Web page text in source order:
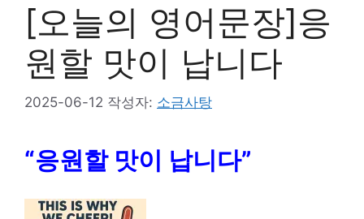
[오늘의 영어문장]응
원할 맛이 납니다
2025-06-12 작성자: 소금사탕
“응원할 맛이 납니다”